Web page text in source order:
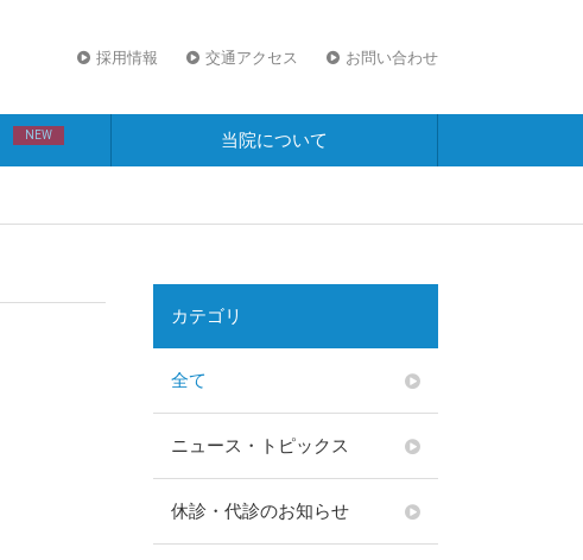
採用情報 交通アクセス お問い合わせ
NEW 当院について
カテゴリ
全て
ニュース・トピックス
休診・代診のお知らせ